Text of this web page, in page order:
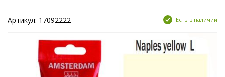
Артикул: 17092222 Есть в наличии